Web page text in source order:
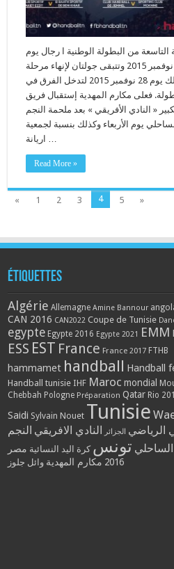
من البطولة الوطنية ا رجال يوم
السبت 21 نوفمبر 2015 وتتبقى جولتان لإنهاء مرحلة
الذهاب وذلك يوم 28 نوفمبر 2015 لتدخل الفرق في
فعلى مكارم المهدية إستقبال فريق
« النادي الأفريقي » بعد ملحمة النجم
يوم الأربعاء وكذلك بنسبة لجمعية
اريانة …
Read More »
« 1 2 3 4 5 »
Étiquettes
Algérie Allemagne Amine Bannour
CAN 2016 CAN2022 Coupe de Tunisie
egypte Egypte 2016 Egypte 2021 EMM
ESS EST France France 2017 FTHB
hammamet handball Handball
Handball tunisie IHF Maroc mondial
Chebbah Pologne Préparation Qatar Rio
Saidi Sylvain Nouet Tunisie
الرياضي الجزائر النادي الافريقي النجم
تونس كرة اليد النسائية مصر
2016 مكارم المهدية وائل جلوز